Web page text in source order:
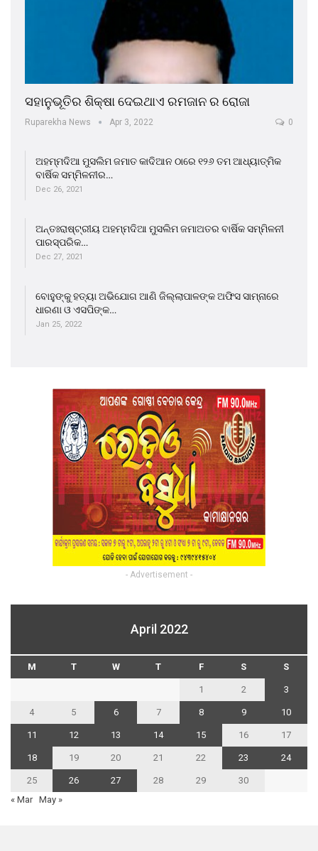
ସହାନୁଭୂତିର ଶିକ୍ଷା ଦେଇଥାଏ ରମଜାନ ର ରୋଜା
Ruparekha News Apr 3, 2022 0
ଅହମ୍ମଦିଆ ମୁସଲିମ ଜମାତ କାଦିଆନ ଠାରେ ୧୨୬ ତମ ଆଧ୍ୟାତ୍ମିକ
ବାର୍ଷିକ ସମ୍ମିଳନୀର…
Dec 26, 2021
ଅନ୍ତଃରାଷ୍ଟ୍ରୀୟ ଅହମ୍ମଦିଆ ମୁସଲିମ ଜମାଅତର ବାର୍ଷିକ ସମ୍ମିଳନୀ
ପାରସ୍ପରିକ…
Dec 27, 2021
ବୋହୁଙ୍କୁ ହତ୍ୟା ଅଭିଯୋଗ ଆଣି ଜିଲ୍ଲାପାଳଙ୍କ ଅଫିସ ସାମ୍ନାରେ
ଧାରଣା ଓ ଏସପିଙ୍କ…
Jan 25, 2022
- Advertisement -
April 2022
M T W T F S S
1 2 3
4 5 6 7 8 9 10
11 12 13 14 15 16 17
18 19 20 21 22 23 24
25 26 27 28 29
30
« Mar May »